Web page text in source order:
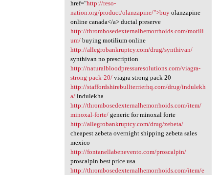
href="http://reso-
nation.org/product/olanzapine/">buyolanzapine
online canada</a> ductal preserve
http://thrombosedexternalhemorrhoids.com/motili
um/buying motilium online
http://allegrobankruptcy.com/drug/synthivan/
synthivan no prescription
http://naturalbloodpressuresolutions.com/viagra-
strong-pack-20/viagra strong pack 20
http://staffordshirebullterrierhq.com/drug/indulekh
a/indulekha
http://thrombosedexternalhemorrhoids.com/item/
minoxal-forte/generic for minoxal forte
http://allegrobankruptcy.com/drug/zebeta/
cheapest zebeta overnight shipping zebeta sales
mexico
http://fontanellabenevento.com/proscalpin/
proscalpin best price usa
http://thrombosedexternalhemorrhoids.com/item/e